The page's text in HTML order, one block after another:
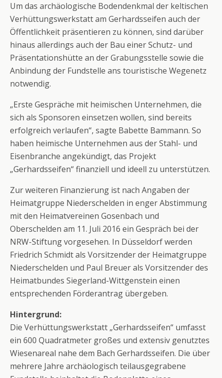
Um das archäologische Bodendenkmal der keltischen
Verhüttungswerkstatt am Gerhardsseifen auch der
Öffentlichkeit präsentieren zu können, sind darüber
hinaus allerdings auch der Bau einer Schutz- und
Präsentationshütte an der Grabungsstelle sowie die
Anbindung der Fundstelle ans touristische Wegenetz
notwendig.
„Erste Gespräche mit heimischen Unternehmen, die
sich als Sponsoren einsetzen wollen, sind bereits
erfolgreich verlaufen“, sagte Babette Bammann. So
haben heimische Unternehmen aus der Stahl- und
Eisenbranche angekündigt, das Projekt
„Gerhardsseifen“ finanziell und ideell zu unterstützen.
Zur weiteren Finanzierung ist nach Angaben der
Heimatgruppe Niederschelden in enger Abstimmung
mit den Heimatvereinen Gosenbach und
Oberschelden am 11. Juli 2016 ein Gespräch bei der
NRW-Stiftung vorgesehen. In Düsseldorf werden
Friedrich Schmidt als Vorsitzender der Heimatgruppe
Niederschelden und Paul Breuer als Vorsitzender des
Heimatbundes Siegerland-Wittgenstein einen
entsprechenden Förderantrag übergeben.
Hintergrund:
Die Verhüttungswerkstatt „Gerhardsseifen“ umfasst
ein 600 Quadratmeter großes und extensiv genutztes
Wiesenareal nahe dem Bach Gerhardsseifen. Die über
mehrere Jahre archäologisch teilausgegrabene